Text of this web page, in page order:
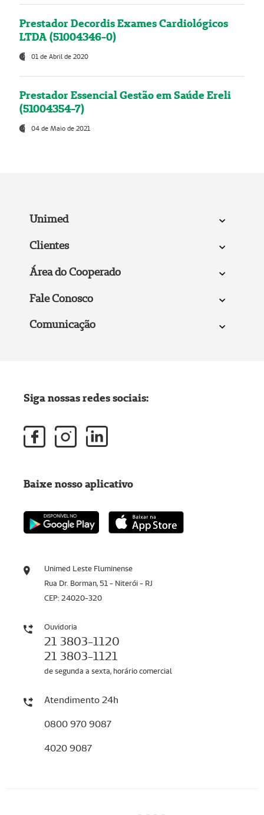
Prestador Decordis Exames Cardiológicos
LTDA (51004346-0)
01 de Abril de 2020
Prestador Essencial Gestão em Saúde Ereli
(51004354-7)
04 de Maio de 2021
Unimed
Clientes
Área do Cooperado
Fale Conosco
Comunicação
Unimed Leste Fluminense
Rua Dr. Borman, 51 - Niterói - RJ
CEP: 24020-320
Ouvidoria
21 3803-1120
21 3803-1121
de segunda a sexta, horário comercial
Atendimento 24h
0800 970 9087
4020 9087
Siga nossas redes sociais:
Baixe nosso aplicativo